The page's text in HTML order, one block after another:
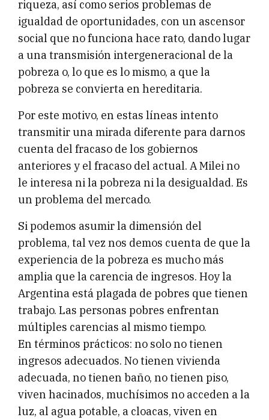
riqueza, así como serios problemas de
igualdad de oportunidades, con un ascensor
social que no funciona hace rato, dando lugar
a una transmisión intergeneracional de la
pobreza o, lo que es lo mismo, a que la
pobreza se convierta en hereditaria.
Por este motivo, en estas líneas intento
transmitir una mirada diferente para darnos
cuenta del fracaso de los gobiernos
anteriores y el fracaso del actual. A Milei no
le interesa ni la pobreza ni la desigualdad. Es
un problema del mercado.
Si podemos asumir la dimensión del
problema, tal vez nos demos cuenta de que la
experiencia de la pobreza es mucho más
amplia que la carencia de ingresos. Hoy la
Argentina está plagada de pobres que tienen
trabajo. Las personas pobres enfrentan
múltiples carencias al mismo tiempo.
En términos prácticos: no solo no tienen
ingresos adecuados. No tienen vivienda
adecuada, no tienen baño, no tienen piso,
viven hacinados, muchísimos no acceden a la
luz, al agua potable, a cloacas, viven en